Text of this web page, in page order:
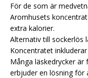
För de som är
Aromhusets
extra kalorier.
Alternativ till sockerlös
Koncentratet inkluderar
Många läskedrycker
erbjuder en lösning för